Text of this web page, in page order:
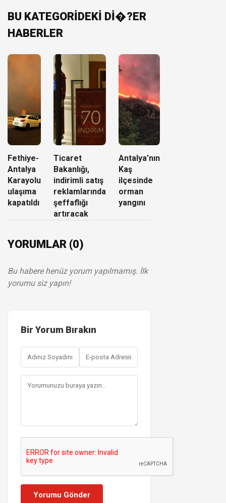
BU KATEGORİDEKİ Dİ�?ER
HABERLER
Fethiye-
Antalya
Karayolu
ulaşıma
kapatıldı
Ticaret
Bakanlığı,
indirimli satış
reklamlarında
şeffaflığı
artıracak
Antalya’nın
Kaş
ilçesinde
orman
yangını
YORUMLAR (0)
Bu habere henüz yorum yapılmamış. İlk
yorumu siz yapın!
Bir Yorum Bırakın
Yorumu Gönder